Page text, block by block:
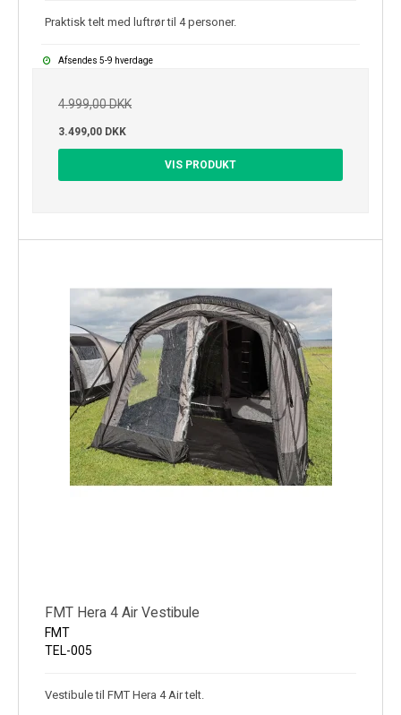
Praktisk telt med luftrør til 4 personer.
Afsendes 5-9 hverdage
4.999,00 DKK
3.499,00 DKK
VIS PRODUKT
FMT Hera 4 Air Vestibule
FMT
TEL-005
Vestibule til FMT Hera 4 Air telt.